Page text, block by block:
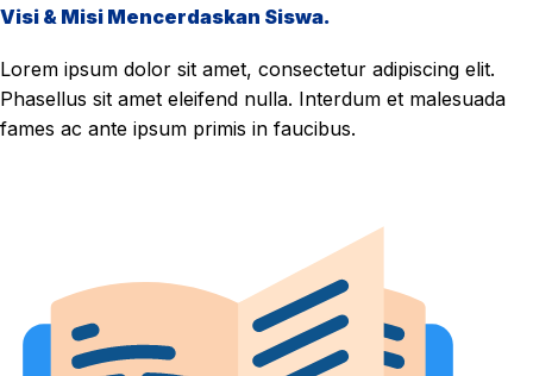
Visi & Misi Mencerdaskan Siswa.
Lorem ipsum dolor sit amet, consectetur adipiscing elit.
Phasellus sit amet eleifend nulla. Interdum et malesuada
fames ac ante ipsum primis in faucibus.